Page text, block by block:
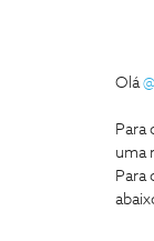
Olá
Para
uma
Para